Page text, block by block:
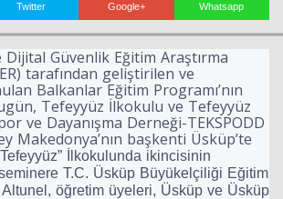
Twitter Google+ Whatsapp
Dijital Güvenlik Eğitim Araştırma
tarafından geliştirilen ve
Balkanlar Eğitim Programı’nın
Tefeyyüz İlkokulu ve Tefeyyüz
ve Dayanışma Derneği-TEKSPODD
Makedonya’nın başkenti Üsküp’te
İlkokulunda ikincisinin
T.C. Üsküp Büyükelçiliği Eğitim
Altunel, öğretim üyeleri, Üsküp ve Üsküp
Haberin Doğru Adresi.